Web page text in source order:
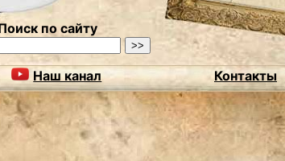
по сайту
Наш канал Контакты